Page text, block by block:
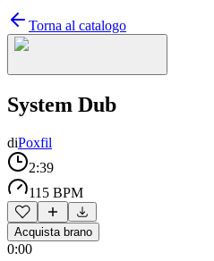
Torna al catalogo
System Dub
diPoxfil
2:39
115 BPM
Acquista brano
0:00